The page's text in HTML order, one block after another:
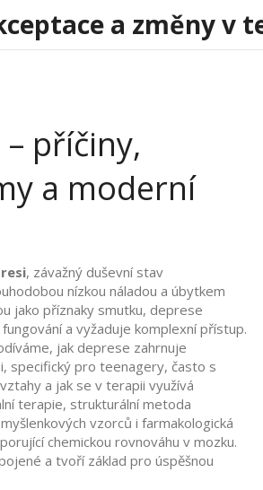
a změny v
příčiny,
a moderní
, závažný duševní stav
nízkou náladou a úbytkem
jako příznaky smutku, deprese
a vyžaduje komplexní přístup.
jak deprese zahrnuje
, specifický pro teenagery, často s
a jak se v terapii využívá
terapie, strukturální metoda
vzorců i farmakologická
chemickou rovnováhu v mozku.
a tvoří základ pro úspěšnou